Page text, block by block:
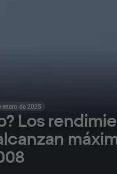
enero de 2025
Los